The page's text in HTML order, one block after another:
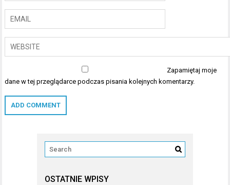
Zapamiętaj moje
dane w tej przeglądarce podczas pisania kolejnych komentarzy.
OSTATNIE WPISY